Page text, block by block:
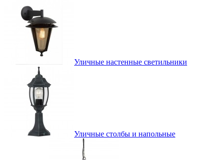
Уличные настенные светильники
Уличные столбы и напольные